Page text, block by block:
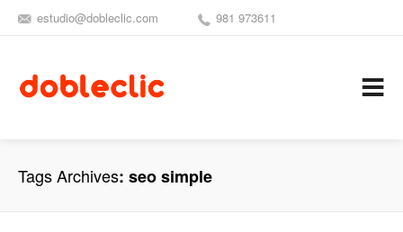
estudio@dobleclic.com 981 973611
Tags Archives seo simple